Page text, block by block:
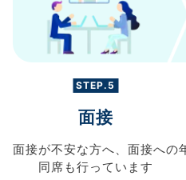
STEP.5
面接
面接が不安な方へ、 面接への
同席も行っています